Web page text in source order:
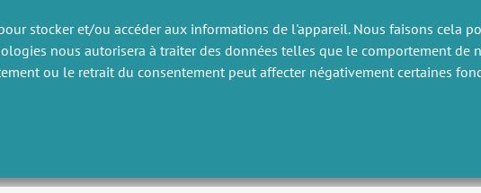
stocker et/ou accéder aux informations de l'appareil. Nous faisons cela
nous autorisera à traiter des données telles que le comportement de
ou le retrait du consentement peut affecter négativement certaines
RECHERCHE DIVERS